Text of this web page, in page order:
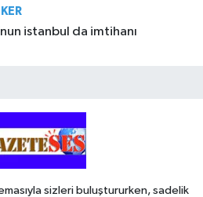
istanbul da imtihanı
sizleri buluştururken, sadelik